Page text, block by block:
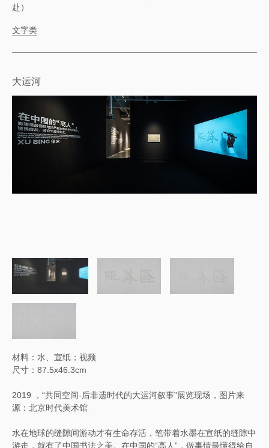
赴）
文字类
大运河
材料：水、宣纸；视频
尺寸：87.5x46.3cm
2019 ，“共同空间-后非遗时代的大运河叙事”展览现场，图片来
源：北京时代美术馆
水在地球的缝隙间游动才有生命存活，笔带着水墨在宣纸的缝隙中
游走，就有了中国书法之美。在中国的“高人”，做事情最懂得给自